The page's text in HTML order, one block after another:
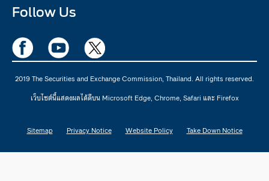
Follow Us
2019 The Securities and Exchange Commission, Thailand. All rights reserved.
เว็บไซต์นี้แสดงผลได้ดีบน Microsoft Edge, Chrome, Safari และ Firefox
Sitemap Privacy Notice Website Policy Take Down Notice